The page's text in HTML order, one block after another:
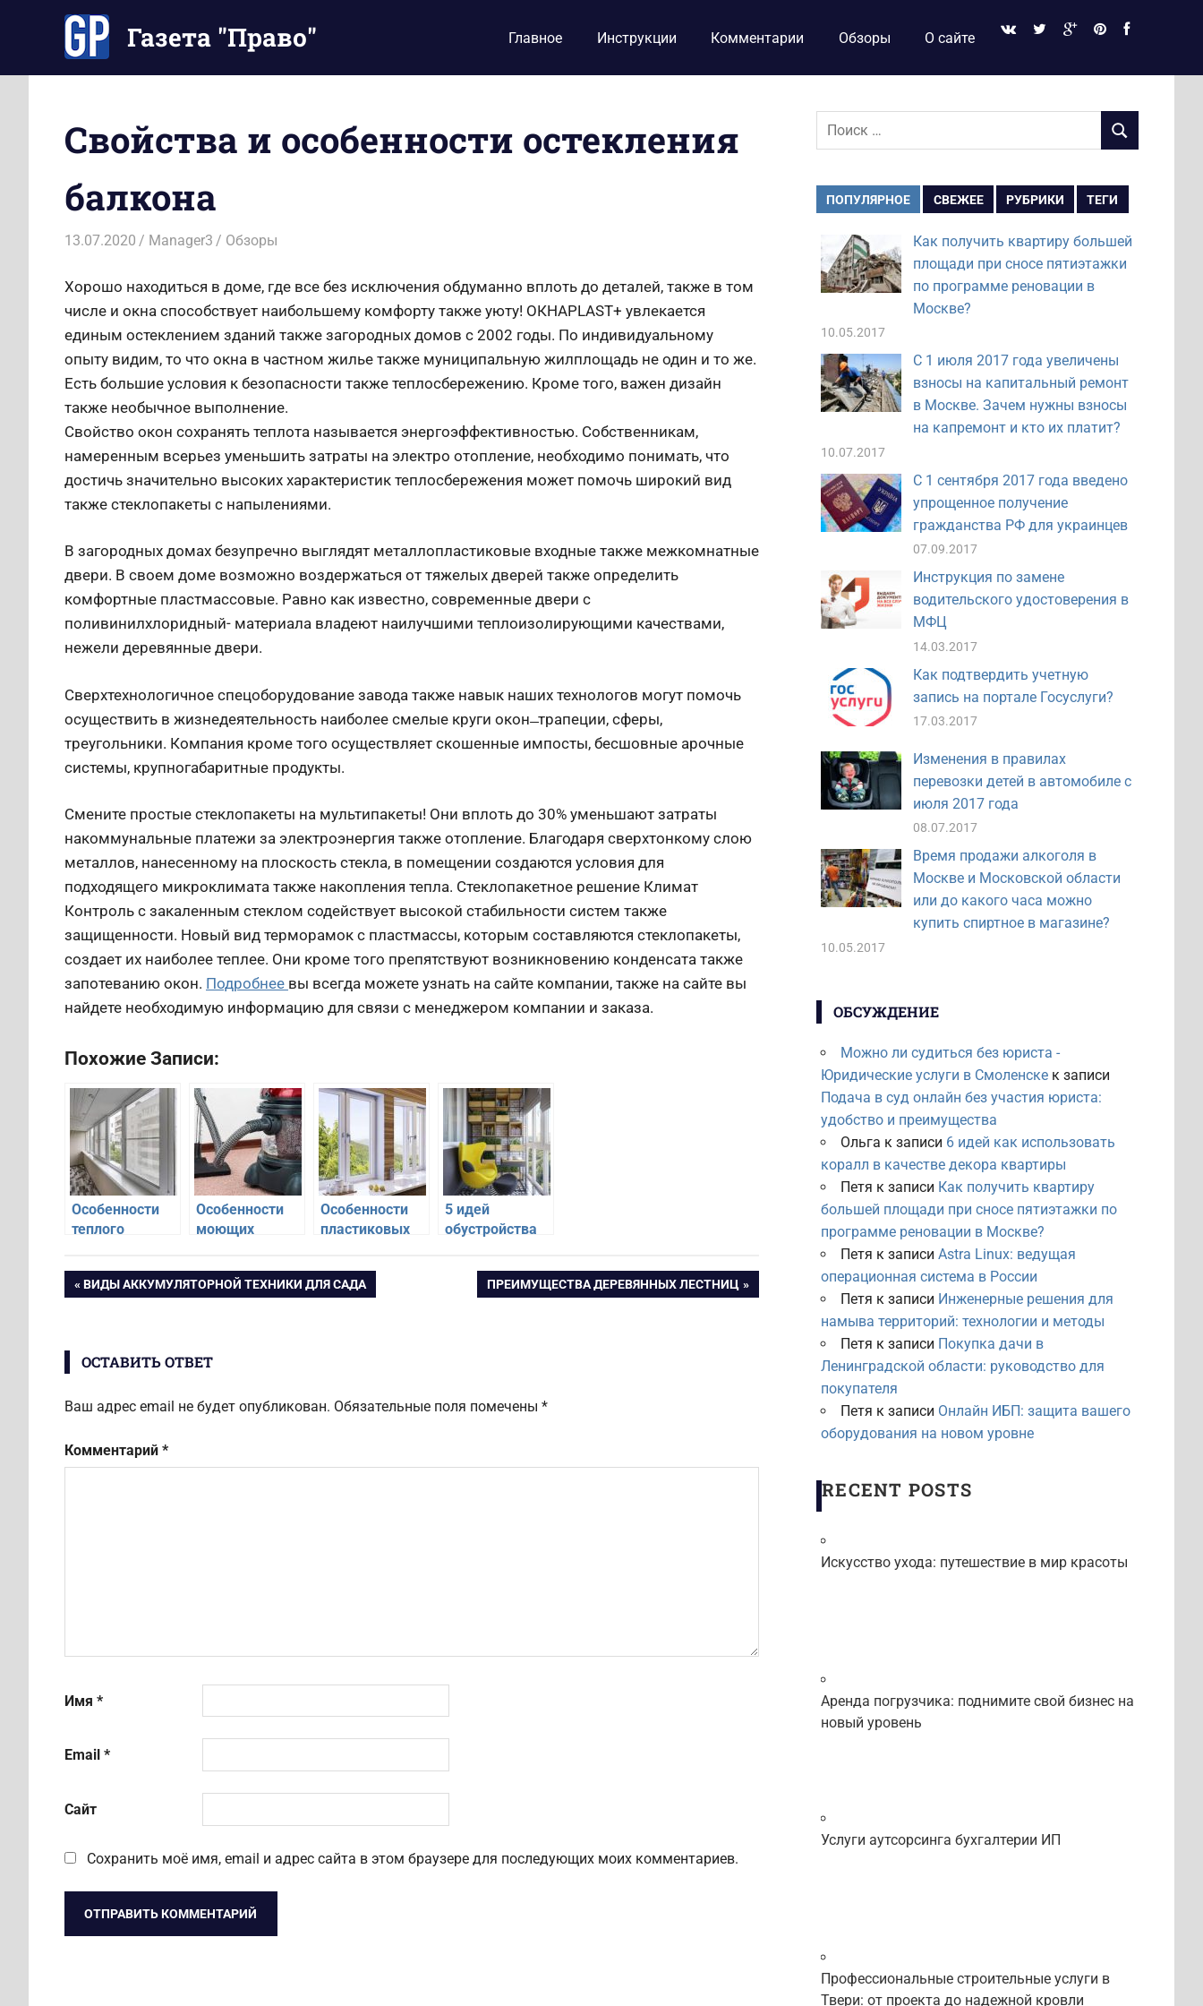
содержимому
Газета "Право"
Ваше
время
Главное Инструкции Комментарии Обзоры О сайте
Свойства и особенности остекления
балкона
13.07.2020 Manager3 Обзоры
Хорошо находиться в доме, где все без исключения обдуманно вплоть до деталей, также в том
числе и окна способствует наибольшему комфорту также уюту! ОКНАPLAST+ увлекается
единым остеклением зданий также загородных домов с 2002 годы. По индивидуальному
опыту видим, то что окна в частном жилье также муниципальную жилплощадь не один и то же.
Есть большие условия к безопасности также теплосбережению. Кроме того, важен дизайн
также необычное выполнение.
Свойство окон сохранять теплота называется энергоэффективностью. Собственникам,
намеренным всерьез уменьшить затраты на электро отопление, необходимо понимать, что
достичь значительно высоких характеристик теплосбережения может помочь широкий вид
также стеклопакеты с напылениями.
В загородных домах безупречно выглядят металлопластиковые входные также межкомнатные
двери. В своем доме возможно воздержаться от тяжелых дверей также определить
комфортные пластмассовые. Равно как известно, современные двери с
поливинилхлоридный- материала владеют наилучшими теплоизолирующими качествами,
нежели деревянные двери.
Сверхтехнологичное спецоборудование завода также навык наших технологов могут помочь
осуществить в жизнедеятельность наиболее смелые круги окон ̶ трапеции, сферы,
треугольники. Компания кроме того осуществляет скошенные импосты, бесшовные арочные
системы, крупногабаритные продукты.
Смените простые стеклопакеты на мультипакеты! Они вплоть до 30% уменьшают затраты
накоммунальные платежи за электроэнергия также отопление. Благодаря сверхтонкому слою
металлов, нанесенному на плоскость стекла, в помещении создаются условия для
подходящего микроклимата также накопления тепла. Стеклопакетное решение Климат
Контроль с закаленным стеклом содействует высокой стабильности систем также
защищенности. Новый вид терморамок с пластмассы, которым составляются стеклопакеты,
создает их наиболее теплее. Они кроме того препятствуют возникновению конденсата также
запотеванию окон. Подробнее вы всегда можете узнать на сайте компании, также на сайте вы
найдете необходимую информацию для связи с менеджером компании и заказа.
Похожие Записи:
Особенности
теплого
балконов
Особенности
моющих
Особенности
пластиковых
5 идей
обустройства
лоджии
Навигация
записям
ПРЕДЫДУЩАЯ
ВИДЫ АККУМУЛЯТОРНОЙ ТЕХНИКИ ДЛЯ САДА
СЛЕДУЮЩАЯ
ПРЕИМУЩЕСТВА ДЕРЕВЯННЫХ ЛЕСТНИЦ
ОСТАВИТЬ ОТВЕТ
Ваш адрес email не будет опубликован. Обязательные поля помечены *
Комментарий *
Имя *
Email *
Сайт
Сохранить моё имя, email и адрес сайта в этом браузере для последующих моих комментариев.
Поиск
ПОИСК
ПОПУЛЯРНОЕ СВЕЖЕЕ РУБРИКИ ТЕГИ
Как получить квартиру большей
площади при сносе пятиэтажки
по программе реновации в
Москве?
10.05.2017
С 1 июля 2017 года увеличены
взносы на капитальный ремонт
в Москве. Зачем нужны взносы
на капремонт и кто их платит?
10.07.2017
С 1 сентября 2017 года введено
упрощенное получение
гражданства РФ для украинцев
07.09.2017
Инструкция по замене
водительского удостоверения в
МФЦ
14.03.2017
Как подтвердить учетную
запись на портале Госуслуги?
17.03.2017
Изменения в правилах
перевозки детей в автомобиле с
июля 2017 года
08.07.2017
Время продажи алкоголя в
Москве и Московской области
или до какого часа можно
купить спиртное в магазине?
10.05.2017
ОБСУЖДЕНИЕ
Можно ли судиться без юриста -
Юридические услуги в Смоленскек записи
Подача в суд онлайн без участия юриста:
удобство и преимущества
Ольга к записи 6 идей как использовать
коралл в качестве декора квартиры
Петя к записи Как получить квартиру
большей площади при сносе пятиэтажки по
программе реновации в Москве?
Петя к записи Astra Linux: ведущая
операционная система в России
Петя к записи Инженерные решения для
намыва территорий: технологии и методы
Петя к записи Покупка дачи в
Ленинградской области: руководство для
покупателя
Петя к записи Онлайн ИБП: защита вашего
оборудования на новом уровне
RECENT POSTS
Искусство ухода: путешествие в мир красоты
Аренда погрузчика: поднимите свой бизнес на
новый уровень
Услуги аутсорсинга бухгалтерии ИП
Профессиональные строительные услуги в
Твери: от проекта до надежной кровли